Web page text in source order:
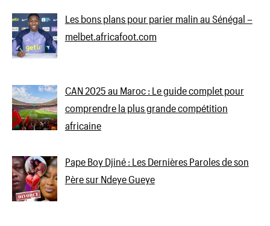
Les bons plans pour parier malin au Sénégal –
melbet.africafoot.com
CAN 2025 au Maroc : Le guide complet pour
comprendre la plus grande compétition
africaine
Pape Boy Djiné : Les Dernières Paroles de son
Père sur Ndeye Gueye